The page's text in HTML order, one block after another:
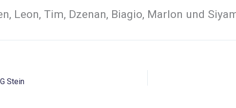
Leon, Tim, Dzenan, Biagio, Marlon und
Stein